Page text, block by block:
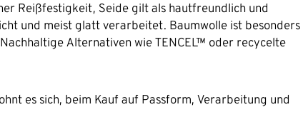
Reißfestigkeit, Seide gilt als hautfreundlich und
und meist glatt verarbeitet. Baumwolle ist besonders
Alternativen wie TENCEL™ oder recycelte
es sich, beim Kauf auf Passform, Verarbeitung und